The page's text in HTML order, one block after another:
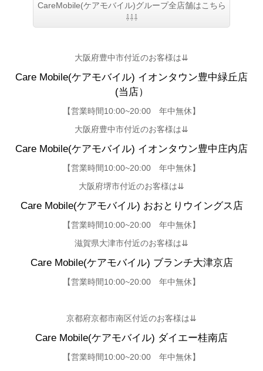
CareMobile(ケアモバイル)グループ全店舗はこちら
⇩⇩⇩
大阪府豊中市付近のお客様は⇊
Care Mobile(ケアモバイル) イオンタウン豊中緑丘店
(当店）
【営業時間10:00~20:00 年中無休】
大阪府豊中市付近のお客様は⇊
Care Mobile(ケアモバイル) イオンタウン豊中庄内店
【営業時間10:00~20:00 年中無休】
大阪府堺市付近のお客様は⇊
Care Mobile(ケアモバイル) おおとりウイングス店
【営業時間10:00~20:00 年中無休】
滋賀県大津市付近のお客様は⇊
Care Mobile(ケアモバイル) ブランチ大津京店
【営業時間10:00~20:00 年中無休】
京都府京都市南区付近のお客様は⇊
Care Mobile(ケアモバイル) ダイエー桂南店
【営業時間10:00~20:00 年中無休】